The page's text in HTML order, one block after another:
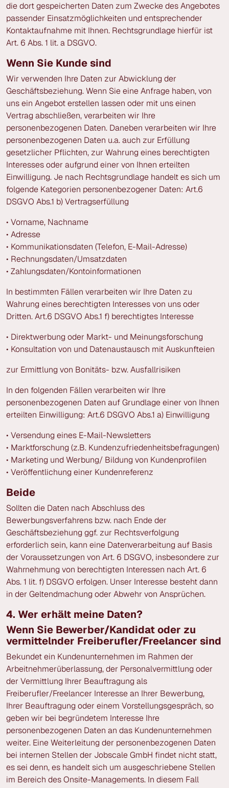
die dort gespeicherten Daten zum Zwecke des Angebotes
passender Einsatzmöglichkeiten und entsprechender
Kontaktaufnahme mit Ihnen. Rechtsgrundlage hierfür ist
Art. 6 Abs. 1 lit. a DSGVO.
Wenn Sie Kunde sind
Wir verwenden Ihre Daten zur Abwicklung der
Geschäftsbeziehung. Wenn Sie eine Anfrage haben, von
uns ein Angebot erstellen lassen oder mit uns einen
Vertrag abschließen, verarbeiten wir Ihre
personenbezogenen Daten. Daneben verarbeiten wir Ihre
personenbezogenen Daten u.a. auch zur Erfüllung
gesetzlicher Pflichten, zur Wahrung eines berechtigten
Interesses oder aufgrund einer von Ihnen erteilten
Einwilligung. Je nach Rechtsgrundlage handelt es sich um
folgende Kategorien personenbezogener Daten: Art.6
DSGVO Abs.1 b) Vertragserfüllung
• Vorname, Nachname
• Adresse
• Kommunikationsdaten (Telefon, E-Mail-Adresse)
• Rechnungsdaten/Umsatzdaten
• Zahlungsdaten/Kontoinformationen
In bestimmten Fällen verarbeiten wir Ihre Daten zu
Wahrung eines berechtigten Interesses von uns oder
Dritten. Art.6 DSGVO Abs.1 f) berechtigtes Interesse
• Direktwerbung oder Markt- und Meinungsforschung
• Konsultation von und Datenaustausch mit Auskunfteien
zur Ermittlung von Bonitäts- bzw. Ausfallrisiken
In den folgenden Fällen verarbeiten wir Ihre
personenbezogenen Daten auf Grundlage einer von Ihnen
erteilten Einwilligung: Art.6 DSGVO Abs.1 a) Einwilligung
• Versendung eines E-Mail-Newsletters
• Marktforschung (z.B. Kundenzufriedenheitsbefragungen)
• Marketing und Werbung/ Bildung von Kundenprofilen
• Veröffentlichung einer Kundenreferenz
Beide
Sollten die Daten nach Abschluss des
Bewerbungsverfahrens bzw. nach Ende der
Geschäftsbeziehung ggf. zur Rechtsverfolgung
erforderlich sein, kann eine Datenverarbeitung auf Basis
der Voraussetzungen von Art. 6 DSGVO, insbesondere zur
Wahrnehmung von berechtigten Interessen nach Art. 6
Abs. 1 lit. f) DSGVO erfolgen. Unser Interesse besteht dann
in der Geltendmachung oder Abwehr von Ansprüchen.
4. Wer erhält meine Daten?
Wenn Sie Bewerber/Kandidat oder zu
vermittelnder Freiberufler/Freelancer sind
Bekundet ein Kundenunternehmen im Rahmen der
Arbeitnehmerüberlassung, der Personalvermittlung oder
der Vermittlung Ihrer Beauftragung als
Freiberufler/Freelancer Interesse an Ihrer Bewerbung,
Ihrer Beauftragung oder einem Vorstellungsgespräch, so
geben wir bei begründetem Interesse Ihre
personenbezogenen Daten an das Kundenunternehmen
weiter. Eine Weiterleitung der personenbezogenen Daten
bei internen Stellen der Jobscale GmbH findet nicht statt,
es sei denn, es handelt sich um ausgeschriebene Stellen
im Bereich des Onsite-Managements. In diesem Fall